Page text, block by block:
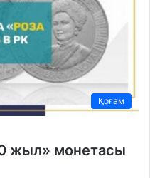
Қоғам
жыл» монетасы